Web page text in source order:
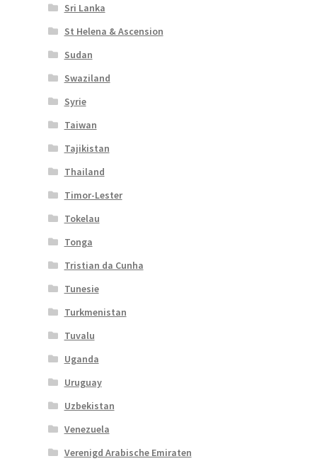
Sri Lanka
St Helena & Ascension
Sudan
Swaziland
Syrie
Taiwan
Tajikistan
Thailand
Timor-Lester
Tokelau
Tonga
Tristian da Cunha
Tunesie
Turkmenistan
Tuvalu
Uganda
Uruguay
Uzbekistan
Venezuela
Verenigd Arabische Emiraten